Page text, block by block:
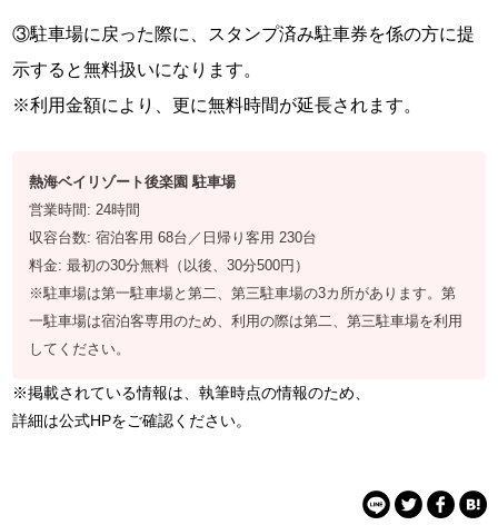
③駐車場に戻った際に、スタンプ済み駐車券を係の方に提
示すると無料扱いになります。
※利用金額により、更に無料時間が延長されます。
熱海ベイリゾート後楽園 駐車場
営業時間: 24時間
収容台数: 宿泊客用 68台／日帰り客用 230台
料金: 最初の30分無料（以後、30分500円）
※駐車場は第一駐車場と第二、第三駐車場の3カ所があります。第
一駐車場は宿泊客専用のため、利用の際は第二、第三駐車場を利用
してください。
※掲載されている情報は、執筆時点の情報のため、
詳細は公式HPをご確認ください。